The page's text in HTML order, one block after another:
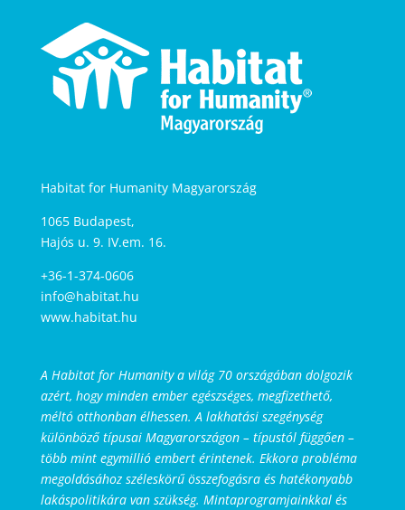
Habitat for Humanity Magyarország
1065 Budapest,
Hajós u. 9. IV.em. 16.
+36-1-374-0606
info@habitat.hu
www.habitat.hu
A Habitat for Humanity a világ 70 országában dolgozik
azért, hogy minden ember egészséges, megfizethető,
méltó otthonban élhessen. A lakhatási szegénység
különböző típusai Magyarországon – típustól függően –
több mint egymillió embert érintenek. Ekkora probléma
megoldásához széleskörű összefogásra és hatékonyabb
lakáspolitikára van szükség. Mintaprogramjainkkal és